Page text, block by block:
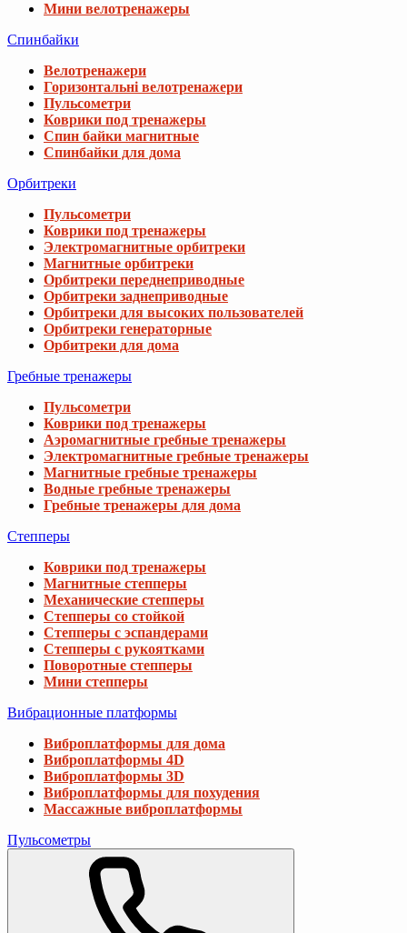
Мини велотренажеры
Спинбайки
Велотренажери
Горизонтальні велотренажери
Пульсометри
Коврики под тренажеры
Спин байки магнитные
Спинбайки для дома
Орбитреки
Пульсометри
Коврики под тренажеры
Электромагнитные орбитреки
Магнитные орбитреки
Орбитреки переднеприводные
Орбитреки заднеприводные
Орбитреки для высоких пользователей
Орбитреки генераторные
Орбитреки для дома
Гребные тренажеры
Пульсометри
Коврики под тренажеры
Аэромагнитные гребные тренажеры
Электромагнитные гребные тренажеры
Магнитные гребные тренажеры
Водные гребные тренажеры
Гребные тренажеры для дома
Степперы
Коврики под тренажеры
Магнитные степперы
Механические степперы
Степперы со стойкой
Степперы с эспандерами
Степперы с рукоятками
Поворотные степперы
Мини степперы
Вибрационные платформы
Виброплатформы для дома
Виброплатформы 4D
Виброплатформы 3D
Виброплатформы для похудения
Массажные виброплатформы
Пульсометры